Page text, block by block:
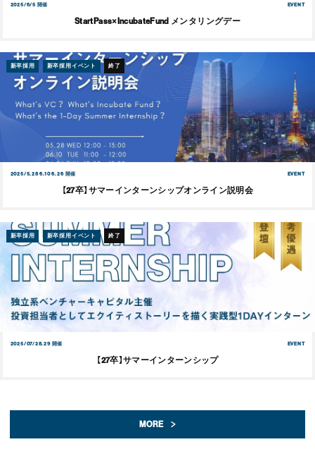
2025/6/5 開催 EVENT
StartPass×IncubateFund メンタリングデー
新卒採用 新卒採用イベント 終了
2025/5.28 6.10 6.26 開催 EVENT
【27卒】サマーインターンシップオンライン説明会
新卒採用 新卒採用イベント 終了
2025/07/28.29 開催 EVENT
【27卒】サマーインターンシップ
MORE